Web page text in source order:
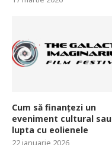
Cum să finanțezi un
eveniment cultural sau
lupta cu eolienele
22 ianuarie 2026